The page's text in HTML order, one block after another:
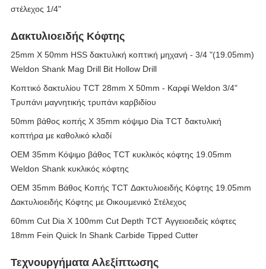
στέλεχος 1/4"
Δακτυλιοειδής Κόφτης
25mm X 50mm HSS δακτυλική κοπτική μηχανή - 3/4 "(19.05mm)
Weldon Shank Mag Drill Bit Hollow Drill
Κοπτικό δακτυλίου TCT 28mm X 50mm - Καρφί Weldon 3/4"
Τρυπάνι μαγνητικής τρυπάνι καρβιδίου
50mm βάθος κοπής X 35mm κόψιμο Dia TCT δακτυλική
κοπτήρα με καθολικό κλαδί
OEM 35mm Κόψιμο βάθος TCT κυκλικός κόφτης 19.05mm
Weldon Shank κυκλικός κόφτης
OEM 35mm Βάθος Κοπής TCT Δακτυλιοειδής Κόφτης 19.05mm
Δακτυλιοειδής Κόφτης με Οικουμενικό Στέλεχος
60mm Cut Dia X 100mm Cut Depth TCT Αγγειοειδείς κόφτες
18mm Fein Quick In Shank Carbide Tipped Cutter
Τεχνουργήματα Αλεξίπτωσης